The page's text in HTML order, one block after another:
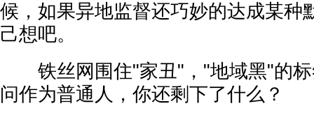
候，如果异地监督还巧妙的达成某种
己想吧。
铁丝网围住"家丑"，"地域黑"的标
问作为普通人，你还剩下了什么？